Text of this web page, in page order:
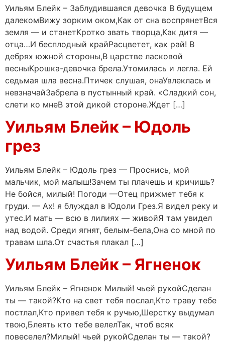
Уильям Блейк – Заблудившаяся девочка В будущем
далекомВижу зорким оком,Как от сна воспрянетВся
земля — и станетКротко звать творца,Как дитя —
отца…И бесплодный крайРасцветет, как рай! В
дебрях южной стороны,В царстве ласковой
весныКрошка-девочка брела.Утомилась и легла. Ей
седьмая шла весна.Птичек слушая, онаУвлеклась и
невзначайЗабрела в пустынный край. «Сладкий сон,
слети ко мнеВ этой дикой стороне.Ждет […]
Уильям Блейк – Юдоль
грез
Уильям Блейк – Юдоль грез — Проснись, мой
мальчик, мой малыш!Зачем ты плачешь и кричишь?
Не бойся, милый! Погоди —Отец прижмет тебя к
груди. — Ах! я блуждал в Юдоли Грез.Я видел реку и
утес.И мать — всю в лилиях — живойЯ там увидел
над водой. Среди ягнят, белым-бела,Она со мной по
травам шла.От счастья плакал […]
Уильям Блейк – Ягненок
Уильям Блейк – Ягненок Милый! чьей рукойСделан
ты — такой?Кто на свет тебя послал,Кто траву тебе
постлал,Кто привел тебя к ручью,Шерстку выдумал
твою,Блеять кто тебе велелТак, чтоб всяк
повеселел?Милый! чьей рукойСделан ты — такой?